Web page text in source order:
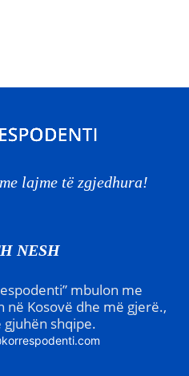
lajme të zgjedhura!
NESH
mbulon me
Kosovë dhe më gjerë.,
shqipe.